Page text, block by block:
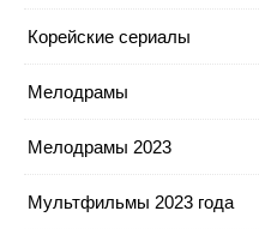
Корейские сериалы
Мелодрамы
Мелодрамы 2023
Мультфильмы 2023 года